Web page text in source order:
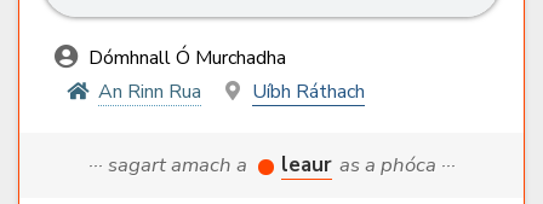
Dómhnall Ó Murchadha
An Rinn Rua
Uíbh Ráthach
··· sagart amach a leaur as a phóca ···